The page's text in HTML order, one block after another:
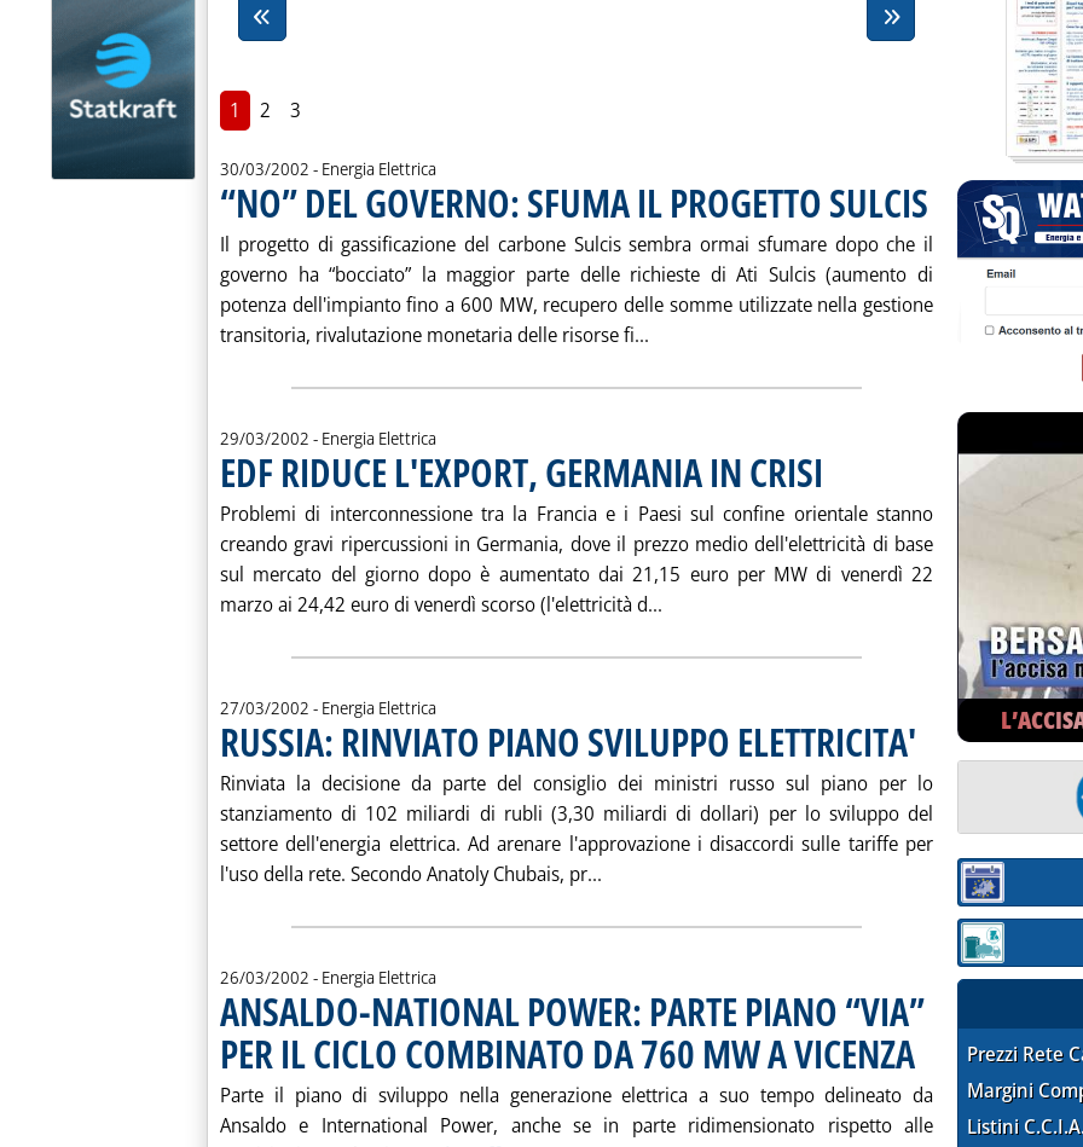
1 2 3
30/03/2002 - Energia Elettrica
“NO” DEL GOVERNO: SFUMA IL PROGETTO SULCIS . Pubblicata sabato 30
Il progetto di gassificazione del carbone Sulcis sembra ormai sfumare dopo che il
governo ha “bocciato” la maggior parte delle richieste di Ati Sulcis (aumento di
potenza dell'impianto fino a 600 MW, recupero delle somme utilizzate nella gestione
transitoria, rivalutazione monetaria delle risorse fi... Leggi tutta la notizia: '“NO” DEL GOVERNO:
29/03/2002 - Energia Elettrica
EDF RIDUCE L'EXPORT, GERMANIA IN CRISI . Pubblicata venerdì 29 marzo 2002 alle 16.3.
Problemi di interconnessione tra la Francia e i Paesi sul confine orientale stanno
creando gravi ripercussioni in Germania, dove il prezzo medio dell'elettricità di base
sul mercato del giorno dopo è aumentato dai 21,15 euro per MW di venerdì 22
marzo ai 24,42 euro di venerdì scorso (l'elettricità d... Leggi tutta la notizia: 'EDF RIDUCE L'EXPORT,
27/03/2002 - Energia Elettrica
RUSSIA: RINVIATO PIANO SVILUPPO ELETTRICITA' . Pubblicata mercoledì 27
Rinviata la decisione da parte del consiglio dei ministri russo sul piano per lo
stanziamento di 102 miliardi di rubli (3,30 miliardi di dollari) per lo sviluppo del
settore dell'energia elettrica. Ad arenare l'approvazione i disaccordi sulle tariffe per
l'uso della rete. Secondo Anatoly Chubais, pr... Leggi tutta la notizia: 'RUSSIA: RINVIATO PIANO
26/03/2002 - Energia Elettrica
ANSALDO-NATIONAL POWER: PARTE PIANO “VIA”
PER IL CICLO COMBINATO DA 760 MW A VICENZA . Pubblicata martedì 26
Parte il piano di sviluppo nella generazione elettrica a suo tempo delineato da
Ansaldo e International Power, anche se in parte ridimensionato rispetto alle
Sezione:
Sezione:
Prezzi Rete
Margini
Listini